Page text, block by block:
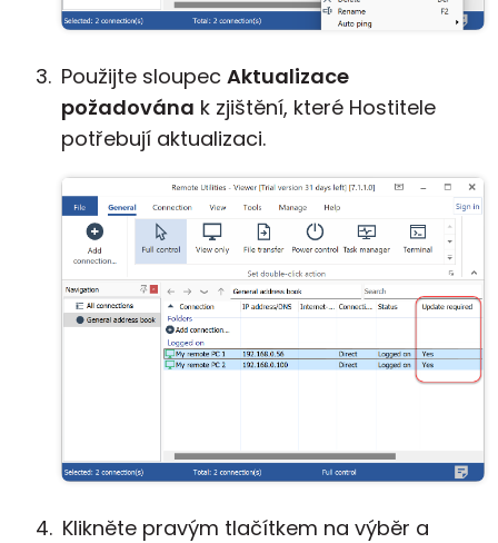
Použijte sloupec Aktualizace
požadována k zjištění, které Hostitele
potřebují aktualizaci.
Klikněte pravým tlačítkem na výběr a